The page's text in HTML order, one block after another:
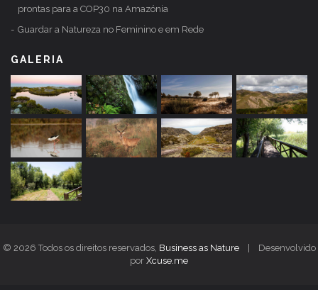
prontas para a COP30 na Amazónia
Guardar a Natureza no Feminino e em Rede
GALERIA
© 2026 Todos os direitos reservados, Business as Nature| Desenvolvido
por Xcuse.me